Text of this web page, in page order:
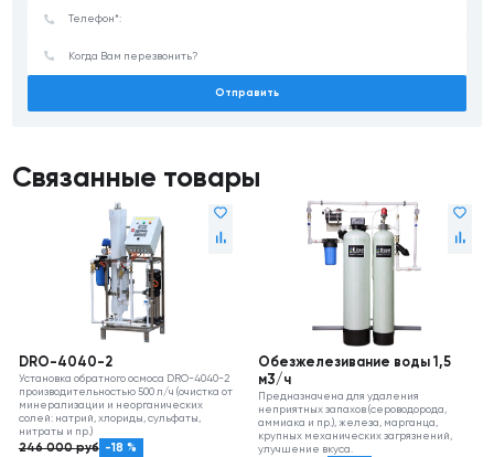
Отправить
Связанные товары
DRO-4040-2
Установка обратного осмоса DRO-4040-2
производительностью 500 л/ч (очистка от
минерализации и неорганических
солей: натрий, хлориды, сульфаты,
нитраты и пр.)
246 000руб -18 %
Обезжелезивание воды 1,5
м3/ч
Предназначена для удаления
неприятных запахов (сероводорода,
аммиака и пр.), железа, марганца,
крупных механических загрязнений,
улучшение вкуса.